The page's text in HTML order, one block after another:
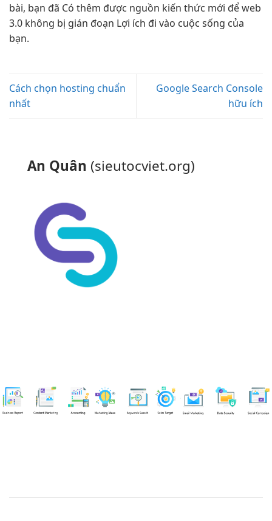
bài, bạn đã Có thêm được nguồn kiến thức mới để web
3.0 không bị gián đoạn Lợi ích đi vào cuộc sống của
bạn.
Cách chọn hosting chuẩn
nhất
Google Search Console
hữu ích
An Quân (sieutocviet.org)